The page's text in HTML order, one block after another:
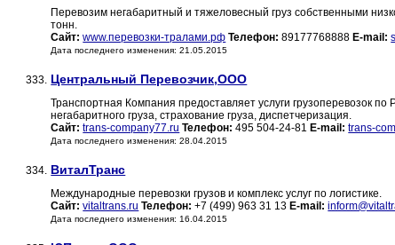
Перевозим негабаритный и тяжеловесный груз собственными
тонн.
Сайт: www.перевозки-тралами.рф Телефон: 89177768888 E-mail:
Дата последнего изменения: 21.05.2015
333. Центральный Перевозчик,ООО
Транспортная Компания предоставляет услуги грузоперевозок
негабаритного груза, страхование груза, диспетчеризация.
Сайт: trans-company77.ru Телефон: 495 504-24-81 E-mail: trans-
Дата последнего изменения: 28.04.2015
334. ВиталТранс
Международные перевозки грузов и комплекс услуг по логистике.
Сайт: vitaltrans.ru Телефон: +7 (499) 963 31 13 E-mail:
Дата последнего изменения: 16.04.2015